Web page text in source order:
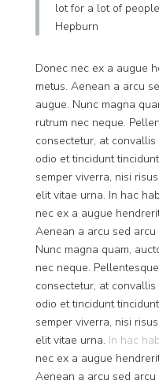
lot for a lot of
Hepburn
Donec nec ex a augue
metus. Aenean a arcu
augue. Nunc magna
rutrum nec neque.
consectetur, at
odio et tincidunt
semper viverra, nisi
elit vitae urna. In hac
nec ex a augue
Aenean a arcu sed
Nunc magna quam,
nec neque.
consectetur, at
odio et tincidunt
semper viverra, nisi
elit vitae urna. In hac
nec ex a augue
Aenean a arcu sed